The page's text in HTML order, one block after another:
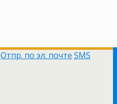
Отпр. по эл. почте SMS